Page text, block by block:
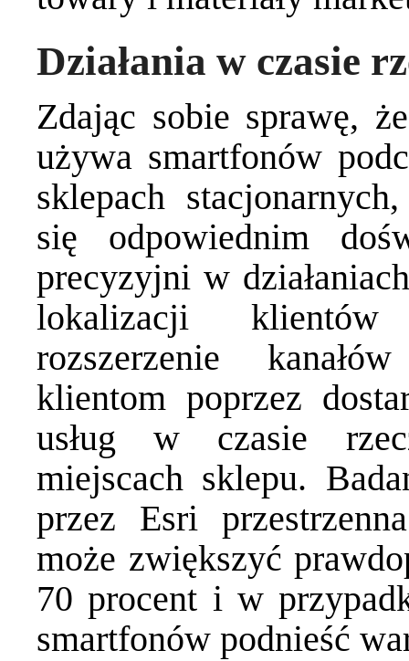
Działania w czasie
Zdając sobie sprawę,
używa smartfonów
sklepach
się odpowiednim
precyzyjni w
lokalizacji klientów
rozszerzenie
klientom poprzez
usług w czasie
miejscach sklepu.
przez Esri
może zwiększyć
70 procent i w
smartfonów podnieść